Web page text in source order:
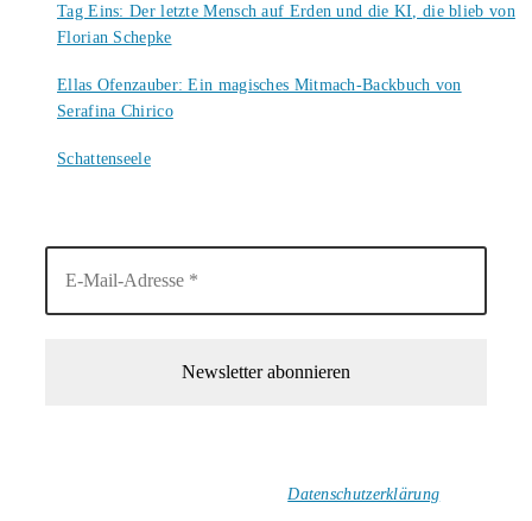
Tag Eins: Der letzte Mensch auf Erden und die KI, die blieb von
Florian Schepke
Ellas Ofenzauber: Ein magisches Mitmach-Backbuch von
Serafina Chirico
Schattenseele
Datenschutzerklärung